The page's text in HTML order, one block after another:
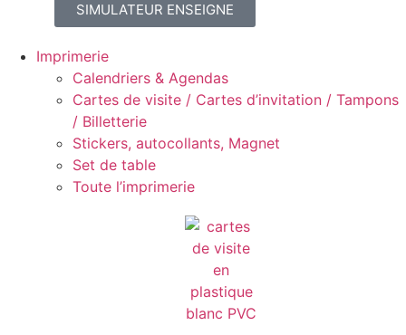
SIMULATEUR ENSEIGNE
Imprimerie
Calendriers & Agendas
Cartes de visite / Cartes d’invitation / Tampons
/ Billetterie
Stickers, autocollants, Magnet
Set de table
Toute l’imprimerie